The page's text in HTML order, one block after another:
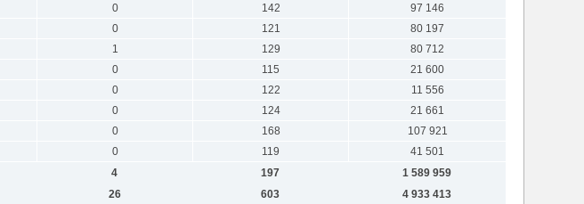
0 142
97 146
0 121
80 197
1 129
80 712
0 115
21 600
0 122
11 556
0 124
21 661
0 168
107 921
0 119
41 501
4 197
1 589 959
26 603 4 933 413